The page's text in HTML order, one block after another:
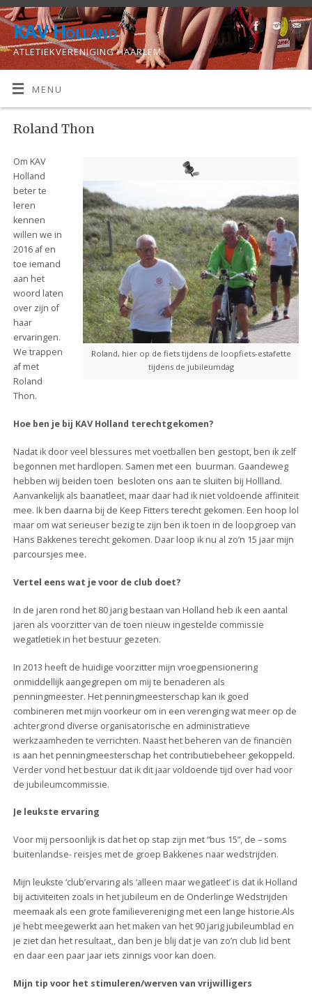
KAV Holland
ATLETIEKVERENIGING HAARLEM
MENU
Roland Thon
Roland, hier op de fiets tijdens de loopfiets-estafette
tijdens de jubileumdag
Om KAV
Holland
beter te
leren
kennen
willen we in
2016 af en
toe iemand
aan het
woord laten
over zijn of
haar
ervaringen.
We trappen
af met
Roland
Thon.
Hoe ben je bij KAV Holland terechtgekomen?
Nadat ik door veel blessures met voetballen ben gestopt, ben ik zelf
begonnen met hardlopen. Samen met een buurman. Gaandeweg
hebben wij beiden toen besloten ons aan te sluiten bij Hollland.
Aanvankelijk als baanatleet, maar daar had ik niet voldoende affiniteit
mee. Ik ben daarna bij de Keep Fitters terecht gekomen. Een hoop lol
maar om wat serieuser bezig te zijn ben ik toen in de loopgroep van
Hans Bakkenes terecht gekomen. Daar loop ik nu al zo’n 15 jaar mijn
parcoursjes mee.
Vertel eens wat je voor de club doet?
In de jaren rond het 80 jarig bestaan van Holland heb ik een aantal
jaren als voorzitter van de toen nieuw ingestelde commissie
wegatletiek in het bestuur gezeten.
In 2013 heeft de huidige voorzitter mijn vroegpensionering
onmiddellijk aangegrepen om mij te benaderen als
penningmeester. Het penningmeesterschap kan ik goed
combineren met mijn voorkeur om in een verenging wat meer op de
achtergrond diverse organisatorische en administratieve
werkzaamheden te verrichten. Naast het beheren van de financiën
is aan het penningmeesterschap het contributiebeheer gekoppeld.
Verder vond het bestuur dat ik dit jaar voldoende tijd over had voor
de jubileumcommissie.
Je leukste ervaring
Voor mij persoonlijk is dat het op stap zijn met “bus 15”, de – soms
buitenlandse- reisjes met de groep Bakkenes naar wedstrijden.
Mijn leukste ‘club’ervaring als ‘alleen maar wegatleet’ is dat ik Holland
bij activiteiten zoals in het jubileum en de Onderlinge Wedstrijden
meemaak als een grote familievereniging met een lange historie.Als
je hebt meegewerkt aan het maken van het 90 jarig jubileumblad en
je ziet dan het resultaat,, dan ben je blij dat je van zo’n club lid bent
en daar een paar jaar iets zinnigs voor kan doen.
Mijn tip voor het stimuleren/werven van vrijwilligers